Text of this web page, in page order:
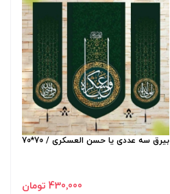
بیرق سه عددی یا حسن العسکری / 70*70
430٬000 تومان